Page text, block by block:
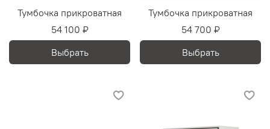
Тумбочка прикроватная
54 100 ₽
Выбрать
Тумбочка прикроватная
54 700 ₽
Выбрать